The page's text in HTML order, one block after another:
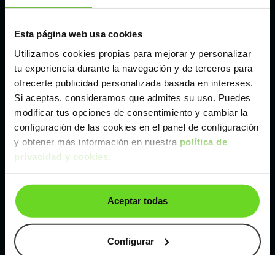
Esta página web usa cookies
Utilizamos cookies propias para mejorar y personalizar
tu experiencia durante la navegación y de terceros para
ofrecerte publicidad personalizada basada en intereses.
Si aceptas, consideramos que admites su uso. Puedes
modificar tus opciones de consentimiento y cambiar la
configuración de las cookies en el panel de configuración
y obtener más información en nuestra política de
privacidad y cookies
Aceptar todas
Configurar
Málaga
Valencia
Zaragoza
Ver Peugeot 3008 SUV de segunda mano y
ocasión
Coches desegunda mano y ocasión por
localización
Coches de segunda mano y ocasión